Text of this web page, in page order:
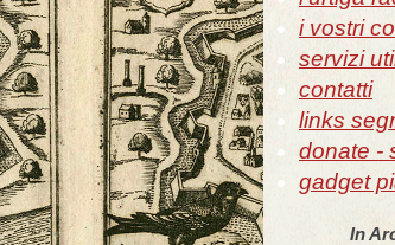
i vostri
servizi
contatti
links
donate -
gadget
In